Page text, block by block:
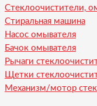
Стеклоочистители,
Стиральная машина
Насос омывателя
Бачок омывателя
Рычаги
Щетки
Механизм/мотор